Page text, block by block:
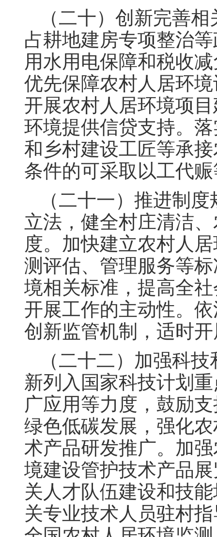
（二十）创新完善
占耕地建房专项整治
用水用电保障和税收
优先保障农村人居环
开展农村人居环境项
环境提供信贷支持。
和乡村建设工匠等承
条件的可采取以工代
（二十一）推进制
立法，健全村庄清洁
度。加快建立农村人
测评估、管理服务等
境相关标准，提高全
开展工作的主动性。
创新监管机制，适时
（二十二）加强科
新列入国家科技计划
广应用等力度，鼓励
绿色低碳发展，强化
术产品研发推广。加
境建设管护技术产品
关人才队伍建设和技
关专业技术人员驻村